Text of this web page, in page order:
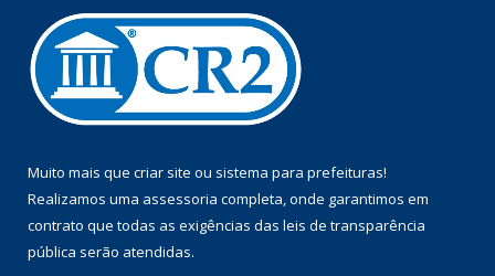
Muito mais que criar site ou sistema para prefeituras!
Realizamos uma assessoria completa, onde garantimos em
contrato que todas as exigências das leis de transparência
pública serão atendidas.